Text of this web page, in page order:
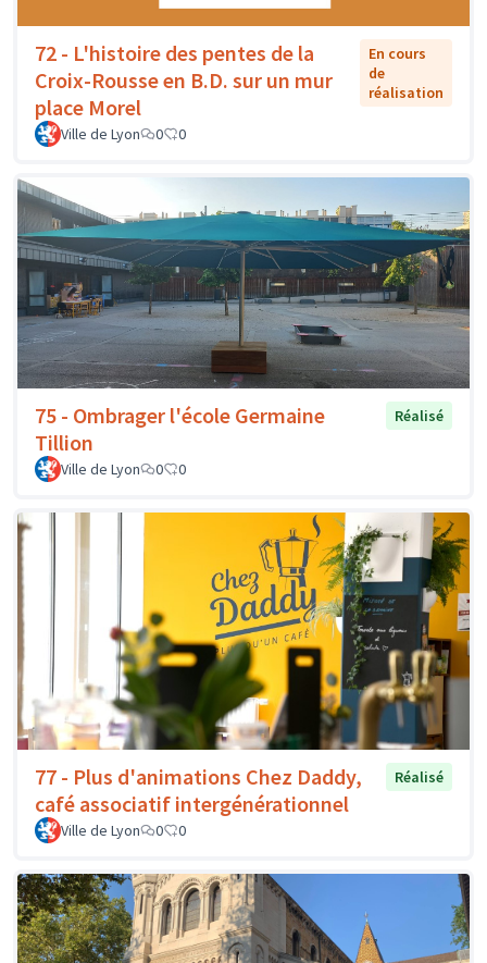
72 - L'histoire des pentes de la
Croix-Rousse en B.D. sur un mur
place Morel
En cours
de
réalisation
Ville de Lyon 0 0
75 - Ombrager l'école Germaine
Tillion
Réalisé
Ville de Lyon 0 0
77 - Plus d'animations Chez Daddy,
café associatif intergénérationnel
Réalisé
Ville de Lyon 0 0